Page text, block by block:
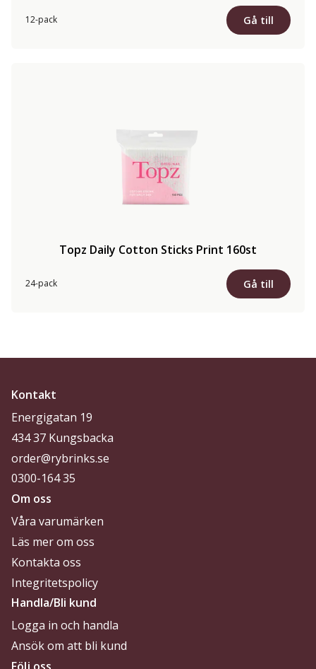
12-pack Gå till
Topz Daily Cotton Sticks Print 160st
24-pack Gå till
Kontakt
Energigatan 19
434 37 Kungsbacka
order@rybrinks.se
0300-164 35
Om oss
Våra varumärken
Läs mer om oss
Kontakta oss
Integritetspolicy
Handla/Bli kund
Logga in och handla
Ansök om att bli kund